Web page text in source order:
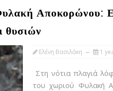
Αποκορώνου:
θυσιών
Ελένη Βασιλάκη 1
Στη νότια πλαγιά
του χωριού Φυλακή